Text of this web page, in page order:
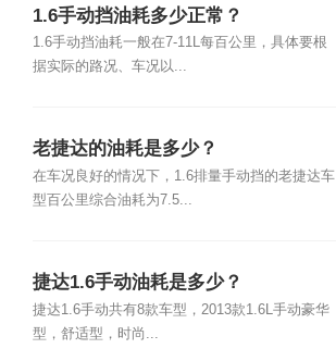
1.6手动挡油耗多少正常？
1.6手动挡油耗一般在7-11L每百公里，具体要根
据实际的路况、车况以...
老捷达的油耗是多少？
在车况良好的情况下，1.6排量手动挡的老捷达车
型百公里综合油耗为7.5...
捷达1.6手动油耗是多少？
捷达1.6手动共有8款车型，2013款1.6L手动豪华
型，舒适型，时尚...